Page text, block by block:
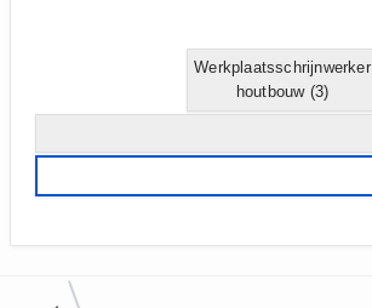
Werkplaatsschrijnwerker
houtbouw(3)